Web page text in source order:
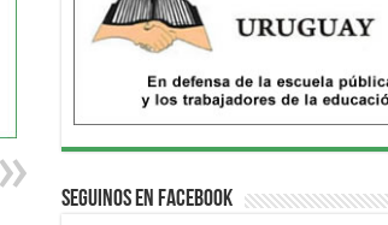
Seguinos en Facebook